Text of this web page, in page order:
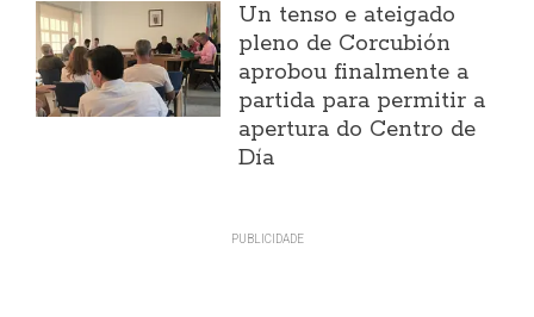
Un tenso e ateigado
pleno de Corcubión
aprobou finalmente a
partida para permitir a
apertura do Centro de
Día